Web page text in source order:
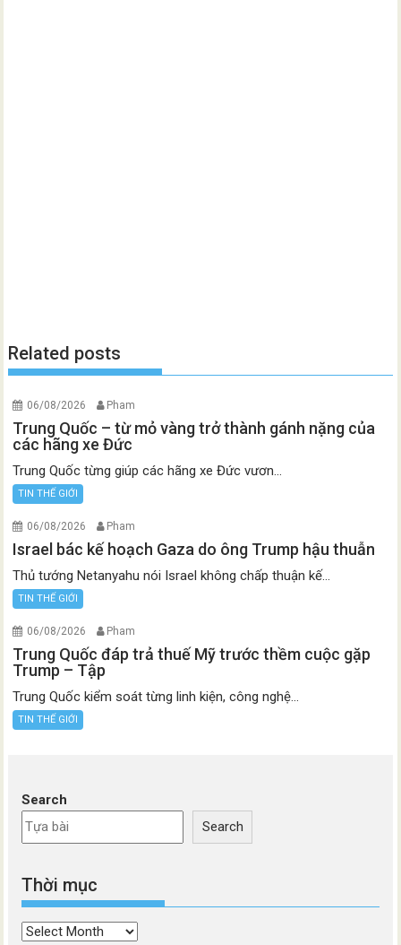
Related posts
06/08/2026 Pham
Trung Quốc – từ mỏ vàng trở thành gánh nặng của
các hãng xe Đức
Trung Quốc từng giúp các hãng xe Đức vươn...
TIN THẾ GIỚI
06/08/2026 Pham
Israel bác kế hoạch Gaza do ông Trump hậu thuẫn
Thủ tướng Netanyahu nói Israel không chấp thuận kế...
TIN THẾ GIỚI
06/08/2026 Pham
Trung Quốc đáp trả thuế Mỹ trước thềm cuộc gặp
Trump – Tập
Trung Quốc kiểm soát từng linh kiện, công nghệ...
TIN THẾ GIỚI
Search
Search
Thời mục
Thời